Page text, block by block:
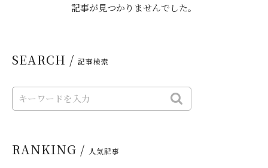
記事が見つかりませんでした。
SEARCH / 記事検索
RANKING / 人気記事